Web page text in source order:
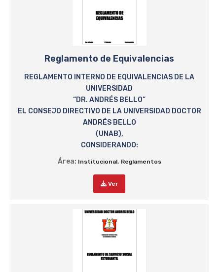
Reglamento de Equivalencias
REGLAMENTO INTERNO DE EQUIVALENCIAS DE LA
UNIVERSIDAD
“DR. ANDRÉS BELLO”
EL CONSEJO DIRECTIVO DE LA UNIVERSIDAD DOCTOR
ANDRÉS BELLO
(UNAB),
CONSIDERANDO:
Área: Institucional, Reglamentos
Ver